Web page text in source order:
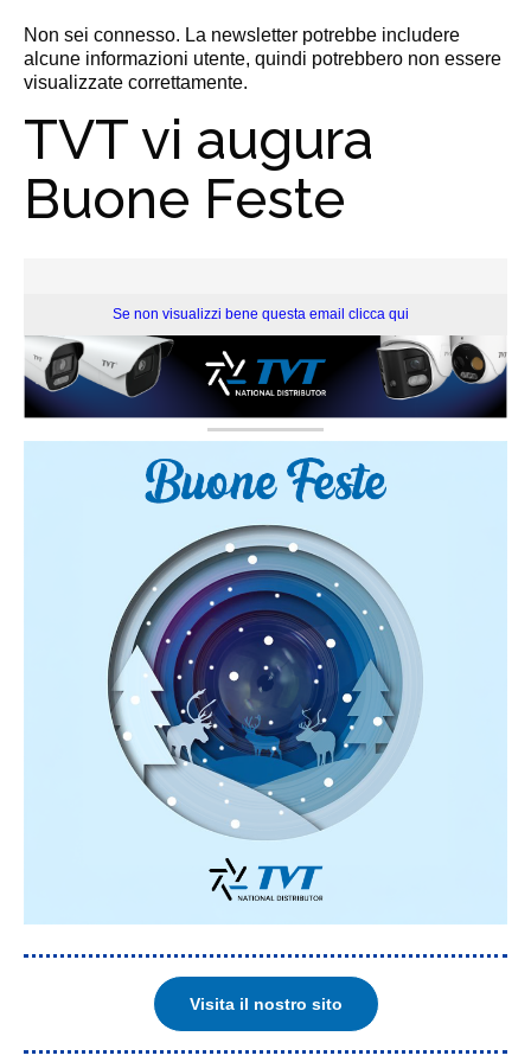
Non sei connesso. La newsletter potrebbe includere
alcune informazioni utente, quindi potrebbero non essere
visualizzate correttamente.
TVT vi augura
Buone Feste